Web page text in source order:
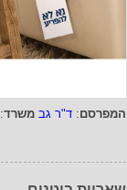
המפרסם: ד"ר גב משרד: